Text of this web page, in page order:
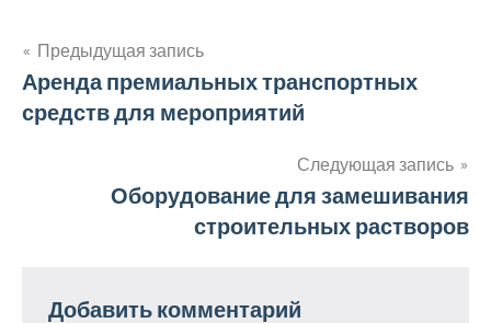
Навигация
по
Предыдущая запись
Аренда премиальных транспортных
средств для мероприятий
Следующая запись
Оборудование для замешивания
строительных растворов
Добавить комментарий